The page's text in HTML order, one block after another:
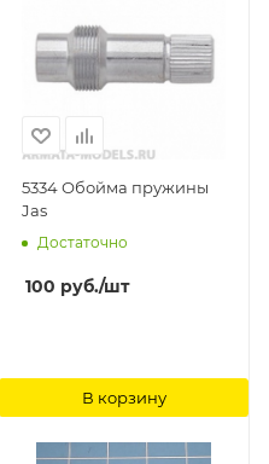
5334 Обойма пружины
Jas
Достаточно
100 руб./шт
В корзину